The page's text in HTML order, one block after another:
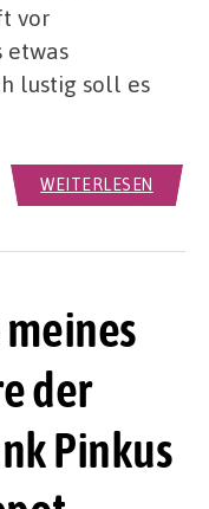
vor
etwas
lustig soll es
WEITERLESEN
meines
der
Pinkus